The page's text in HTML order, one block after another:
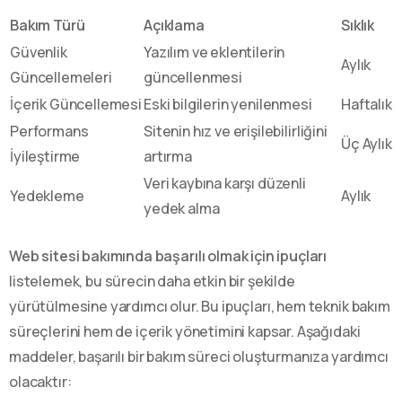
Bakım Türü Açıklama
Sıklık
Güvenlik
Güncellemeleri
Yazılım ve eklentilerin
güncellenmesi
Aylık
İçerik GüncellemesiEski bilgilerin yenilenmesi
Haftalık
Performans
İyileştirme
Sitenin hız ve erişilebilirliğini
artırma
Üç Aylık
Yedekleme
Veri kaybına karşı düzenli
yedek alma
Aylık
Web sitesi bakımında başarılı olmak için ipuçları
listelemek, bu sürecin daha etkin bir şekilde
yürütülmesine yardımcı olur. Bu ipuçları, hem teknik bakım
süreçlerini hem de içerik yönetimini kapsar. Aşağıdaki
maddeler, başarılı bir bakım süreci oluşturmanıza yardımcı
olacaktır: